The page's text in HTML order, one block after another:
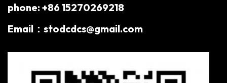
phone: +86 15270269218
Email：stodcdcs@gmail.com